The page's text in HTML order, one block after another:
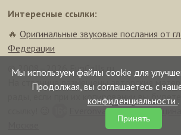
Мы используем файлы cookie для
Продолжая, вы соглашаетесь с
конфиденциальности .
Принять
Интересные ссылки:
🔥Оригинальные звуковые послания от
Федерации
© 2008–2026 FunCalls.ru
На странице размещены авторские
рады, если при их копировании вы будете
Everonvax — центр